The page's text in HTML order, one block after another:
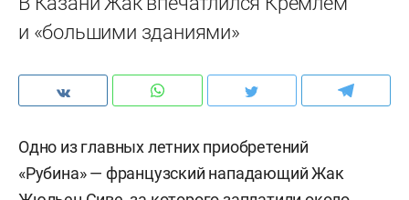
и «большими зданиями»
Одно из главных летних приобретений
«Рубина» — французский нападающий Жак